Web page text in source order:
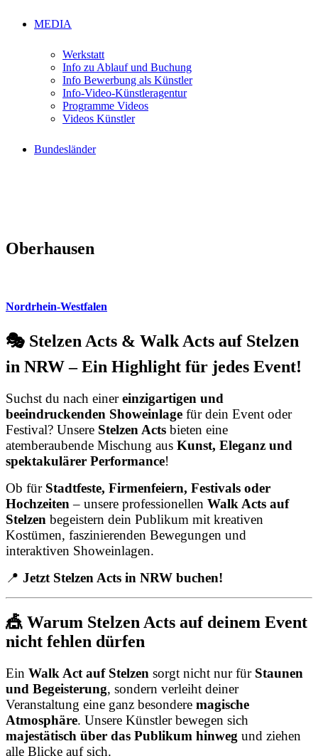
MEDIA
Werkstatt
Info zu Ablauf und Buchung
Info Bewerbung als Künstler
Info-Video-Künstleragentur
Programme Videos
Videos Künstler
Bundesländer
Oberhausen
Nordrhein-Westfalen
🎭 Stelzen Acts & Walk Acts auf Stelzen
in NRW – Ein Highlight für jedes Event!
Suchst du nach einereinzigartigen und
beeindruckenden Showeinlage für dein Event oder
Festival? Unsere Stelzen Acts bieten eine
atemberaubende Mischung aus Kunst, Eleganz und
spektakulärer Performance!
Ob für Stadtfeste, Firmenfeiern, Festivals oder
Hochzeiten– unsere professionellen Walk Acts auf
Stelzen begeistern dein Publikum mit kreativen
Kostümen, faszinierenden Bewegungen und
interaktiven Showeinlagen.
📍 Jetzt Stelzen Acts in NRW buchen!
🎪 Warum Stelzen Acts auf deinem Event
nicht fehlen dürfen
Ein Walk Act auf Stelzen sorgt nicht nur für Staunen
und Begeisterung, sondern verleiht deiner
Veranstaltung eine ganz besondere magische
Atmosphäre. Unsere Künstler bewegen sich
majestätisch über das Publikum hinweg und ziehen
alle Blicke auf sich.